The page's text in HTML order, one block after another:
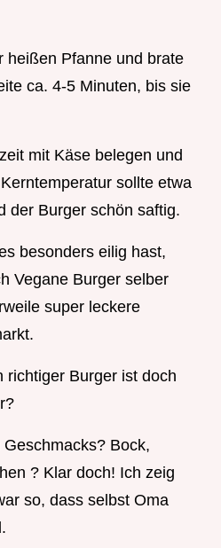
heißen Pfanne und brate
ca. 4-5 Minuten, bis sie
mit Käse belegen und
sollte etwa
der Burger schön saftig.
besonders eilig hast,
Vegane Burger selber
super leckere
richtiger Burger ist doch
Bock,
? Klar doch! Ich zeig
so, dass selbst Oma